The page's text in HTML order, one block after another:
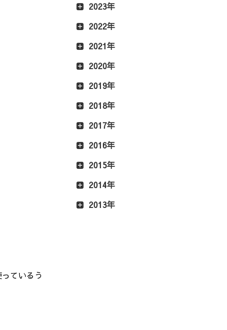
ているう
2023年
2022年
2021年
2020年
2019年
2018年
2017年
2016年
2015年
2014年
2013年